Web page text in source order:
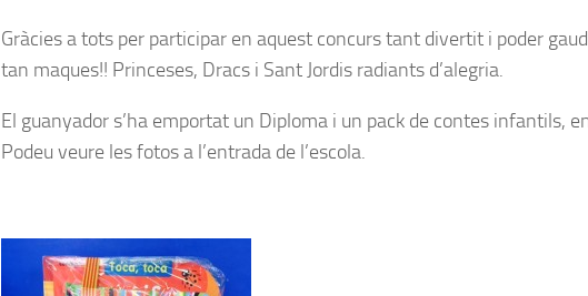
Gràcies a tots per participar en aquest concurs tant divertit i poder
tan maques!! Princeses, Dracs i Sant Jordis radiants d’alegria.
El guanyador s’ha emportat un Diploma i un pack de contes infantils,
Podeu veure les fotos a l’entrada de l’escola.